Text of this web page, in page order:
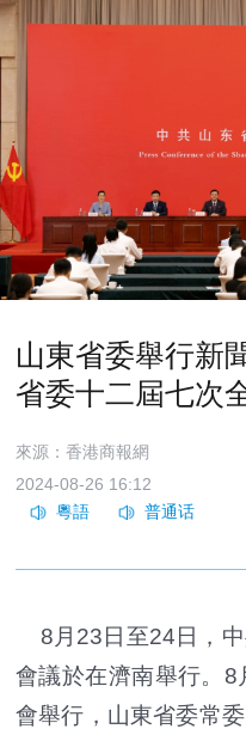
山東省委舉行新
省委十二屆七次
來源：香港商報網
2024-08-26 16:12
8月23日至24日，中
會議於在濟南舉行。
會舉行，山東省委常